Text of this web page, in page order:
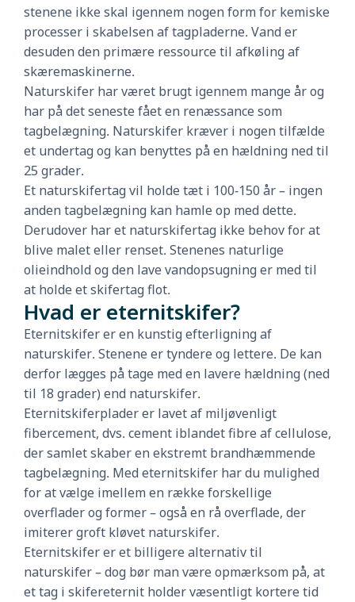
stenene ikke skal igennem nogen form for kemiske
processer i skabelsen af tagpladerne. Vand er
desuden den primære ressource til afkøling af
skæremaskinerne.
Naturskifer har været brugt igennem mange år og
har på det seneste fået en renæssance som
tagbelægning. Naturskifer kræver i nogen tilfælde
et undertag og kan benyttes på en hældning ned til
25 grader.
Et naturskifertag vil holde tæt i 100-150 år – ingen
anden tagbelægning kan hamle op med dette.
Derudover har et naturskifertag ikke behov for at
blive malet eller renset. Stenenes naturlige
olieindhold og den lave vandopsugning er med til
at holde et skifertag flot.
Hvad er eternitskifer?
Eternitskifer er en kunstig efterligning af
naturskifer. Stenene er tyndere og lettere. De kan
derfor lægges på tage med en lavere hældning (ned
til 18 grader) end naturskifer.
Eternitskiferplader er lavet af miljøvenligt
fibercement, dvs. cement iblandet fibre af cellulose,
der samlet skaber en ekstremt brandhæmmende
tagbelægning. Med eternitskifer har du mulighed
for at vælge imellem en række forskellige
overflader og former – også en rå overflade, der
imiterer groft kløvet naturskifer.
Eternitskifer er et billigere alternativ til
naturskifer – dog bør man være opmærksom på, at
et tag i skifereternit holder væsentligt kortere tid